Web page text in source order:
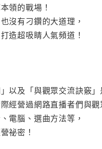
領的戰場！
沒有刁鑽的大道理，
造超吸睛人氣頻道！
以及「與觀眾交流訣竅」
經營過網路直播者們與觀
電腦、選曲方法等，
祕密！